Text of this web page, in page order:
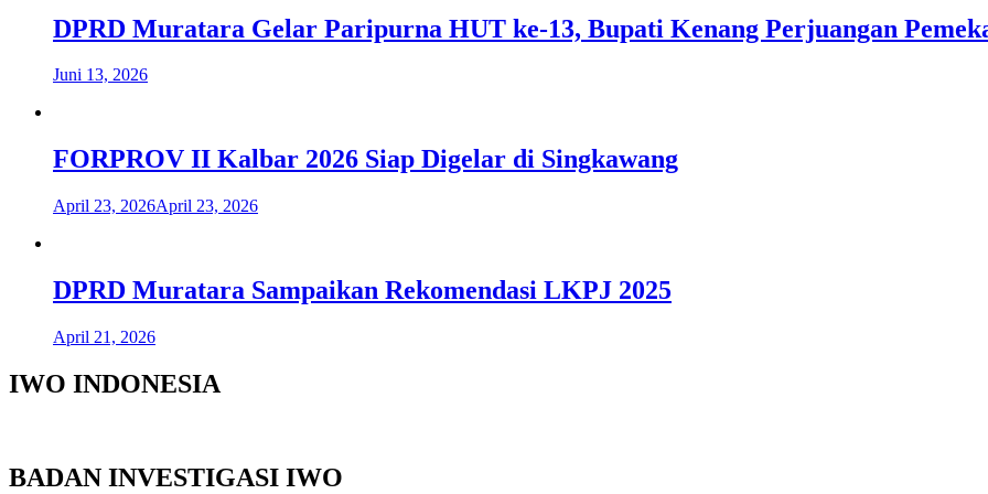
DPRD Muratara Gelar Paripurna HUT ke-13, Bupati Kenang Perjuangan
Juni 13, 2026
FORPROV II Kalbar 2026 Siap Digelar di Singkawang
April 23, 2026April 23, 2026
DPRD Muratara Sampaikan Rekomendasi LKPJ 2025
April 21, 2026
IWO INDONESIA
BADAN INVESTIGASI IWO